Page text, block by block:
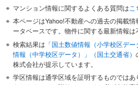
マンション情報に関するよくある質問はこ
本ページはYahoo!不動産への過去の掲載
ータベースです。物件に関する最新情報は
検索結果は 「国土数値情報（小学校区デー
情報（中学校区データ）」（国土交通省）
株式会社が提示しています。
学区情報は通学区域を証明するものでは